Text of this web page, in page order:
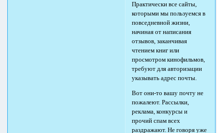
Практически все сайты,
которыми мы пользуемся в
повседневной жизни,
начиная от написания
отзывов, заканчивая
чтением книг или
просмотром кинофильмов,
требуют для авторизации
указывать адрес почты.
Вот они-то вашу почту не
пожалеют. Рассылки,
реклама, конкурсы и
прочий спам всех
раздражают. Не говоря уже